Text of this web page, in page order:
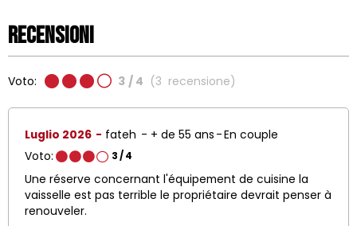
Recensioni
Voto: 3 / 4 (3 recensione)
Luglio 2026 fateh + de 55 ans
En couple
Voto:
3/ 4
Une réserve concernant l'équipement de cuisine la
vaisselle est pas terrible le propriétaire devrait penser à
renouveler.